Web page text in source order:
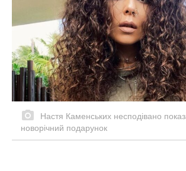
Настя Каменських несподівано
новорічний подарунок